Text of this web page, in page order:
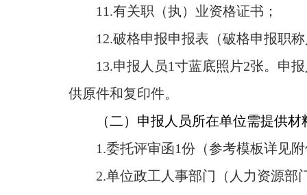
11.有关职（执）业资格证书；
12.破格申报申报表（破格申报职
13.申报人员1寸蓝底照片2张。申
供原件和复印件。
（二）申报人员所在单位需提供材
1.委托评审函1份（参考模板详见
2.单位政工人事部门（人力资源部